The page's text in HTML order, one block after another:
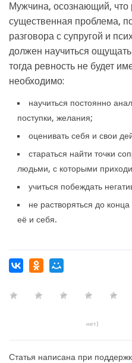
Мужчина, осознающий, что
существенная проблема,
разговора с супругой и
должен научиться
тогда ревность не будет
необходимо:
научиться постоянно
поступки, желания;
оценивать себя и свои
стараться найти точки
людьми, с которыми
учиться побеждать
не растворяться до
её и себя.
нет)
Статья написана при